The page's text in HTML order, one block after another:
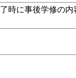
時に事後学修の